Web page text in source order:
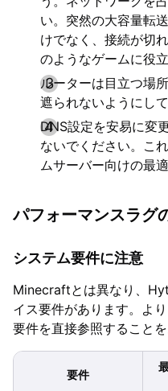
い。突然の大容量転
けでなく、接続が切
のようなゲームに役
ルーターは目立つ場
遮られないようにして
DNS設定を安易に変
ないでください。こ
ムサーバー向けの最
パフォーマンスラグ
システム要件に注意
Minecraftとは異なり、
イス要件があります。よ
要件を直接参照すること
要件